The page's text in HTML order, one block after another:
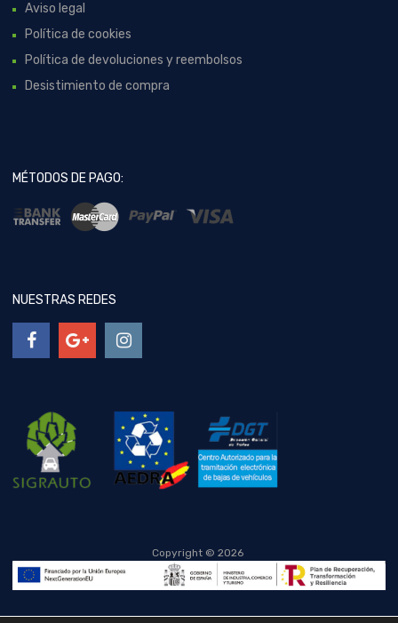
Aviso legal
Política de cookies
Política de devoluciones y reembolsos
Desistimiento de compra
MÉTODOS DE PAGO:
NUESTRAS REDES
Copyright © 2026